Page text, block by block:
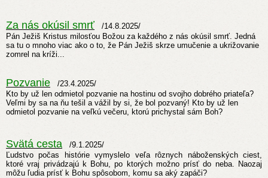
Za nás okúsil smrť
/14.8.2025/
Pán Ježiš Kristus milosťou Božou za každého z nás okúsil smrť. Jedná
sa tu o mnoho viac ako o to, že Pán Ježiš skrze umučenie a ukrižovanie
zomrel na kríži...
Pozvanie
/23.4.2025/
Kto by už len odmietol pozvanie na hostinu od svojho dobrého priateľa?
Veľmi by sa na ňu tešil a vážil by si, že bol pozvaný! Kto by už len
odmietol pozvanie na veľkú večeru, ktorú prichystal sám Boh?
Svätá cesta
/9.1.2025/
Ľudstvo počas histórie vymyslelo veľa rôznych náboženských ciest,
ktoré vraj privádzajú k Bohu, po ktorých možno prísť do neba. Naozaj
môžu ľudia prísť k Bohu spôsobom, komu sa aký zapáči?